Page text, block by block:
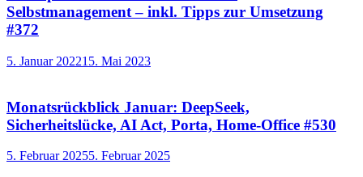
Selbstmanagement – inkl. Tipps zur Umsetzung
#372
5. Januar 202215. Mai 2023
Monatsrückblick Januar: DeepSeek,
Sicherheitslücke, AI Act, Porta, Home-Office #530
5. Februar 20255. Februar 2025